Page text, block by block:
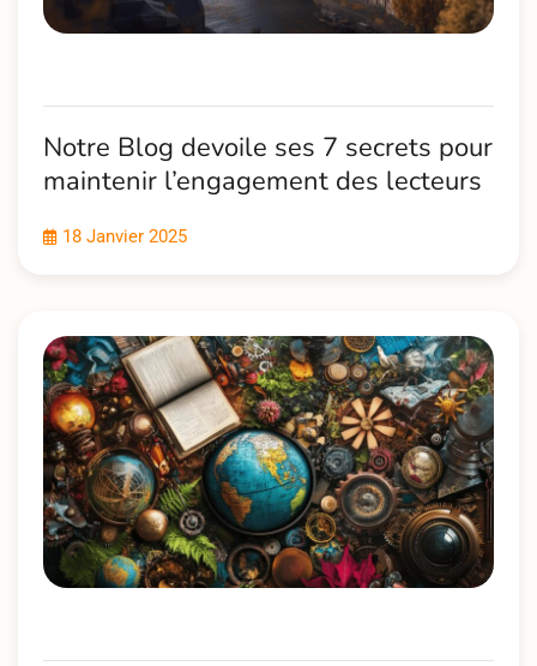
Notre Blog devoile ses 7 secrets pour
maintenir l’engagement des lecteurs
18 Janvier 2025